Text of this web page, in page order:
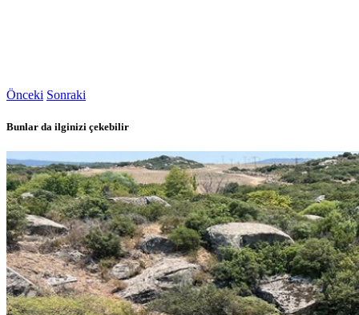
Önceki Sonraki
Bunlar da ilginizi çekebilir